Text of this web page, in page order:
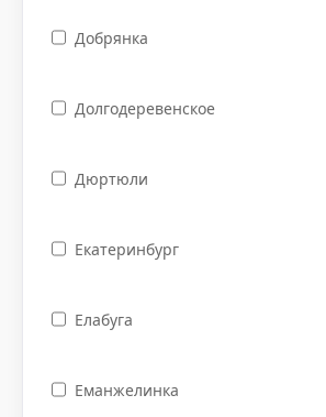
Добрянка
Долгодеревенское
Дюртюли
Екатеринбург
Елабуга
Еманжелинка